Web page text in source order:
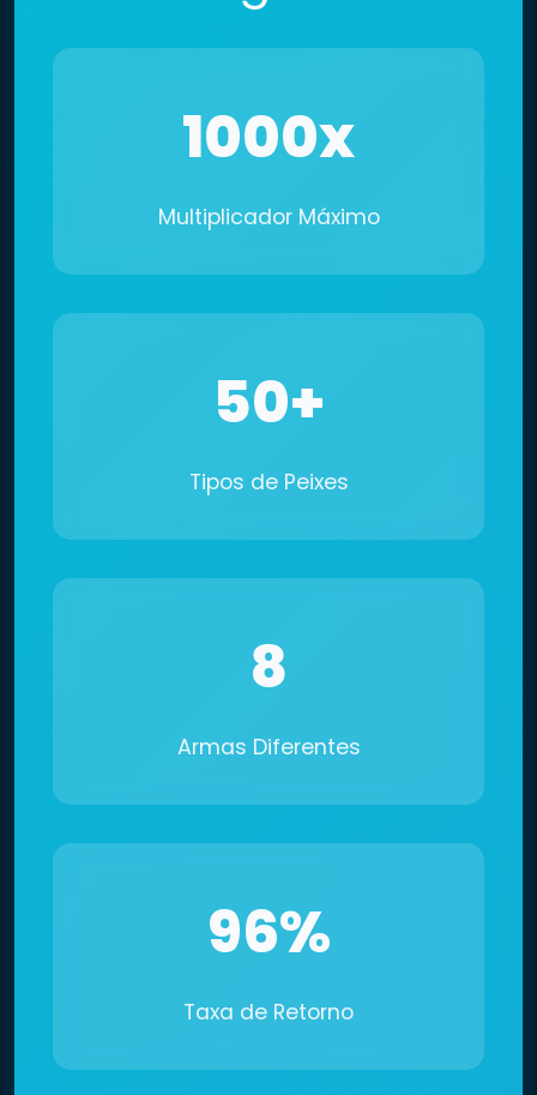
1000x
Multiplicador Máximo
50+
Tipos de Peixes
8
Armas Diferentes
96%
Taxa de Retorno